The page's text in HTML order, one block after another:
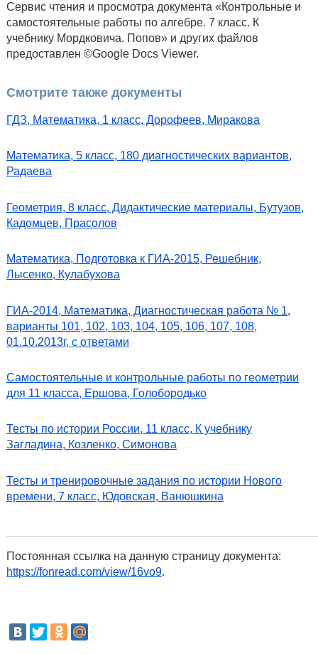
Сервис чтения и просмотра документа «Контрольные и
самостоятельные работы по алгебре. 7 класс. К
учебнику Мордковича. Попов» и других файлов
предоставлен ©Google Docs Viewer.
Смотрите также документы
ГДЗ, Математика, 1 класс, Дорофеев, Миракова
Математика, 5 класс, 180 диагностических вариантов,
Радаева
Геометрия, 8 класс, Дидактические материалы, Бутузов,
Кадомцев, Прасолов
Математика, Подготовка к ГИА-2015, Решебник,
Лысенко, Кулабухова
ГИА-2014, Математика, Диагностическая работа № 1,
варианты 101, 102, 103, 104, 105, 106, 107, 108,
01.10.2013г, с ответами
Самостоятельные и контрольные работы по геометрии
для 11 класса, Ершова, Голобородько
Тесты по истории России, 11 класс, К учебнику
Загладина, Козленко, Симонова
Тесты и тренировочные задания по истории Нового
времени, 7 класс, Юдовская, Ванюшкина
Постоянная ссылка на данную страницу документа:
https://fonread.com/view/16vo9.